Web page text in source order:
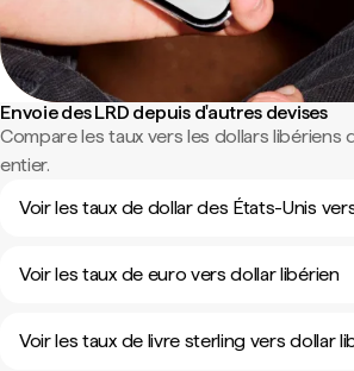
Envoie des LRD depuis d'autres devises
Compare les taux vers les dollars libériens
entier.
Voir les taux de dollar des États-Unis
Voir les taux de euro vers dollar libérien
Voir les taux de livre sterling vers dollar